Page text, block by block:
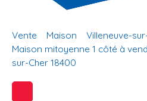
Vente Maison
Villeneuve-
Maison mitoyenne 1 côté à
sur-Cher 18400